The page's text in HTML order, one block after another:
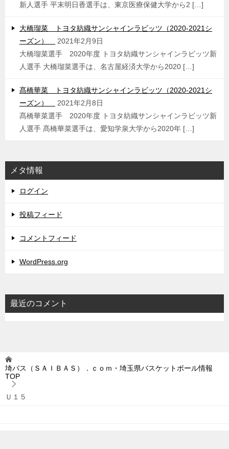
新人選手 平末明日香選手は、東京医療保健大学から2 […]
大橋瑠菜 トヨタ紡織サンシャインラビッツ（2020-2021シ
ーズン）
2021年2月9日
大橋瑠菜選手 2020年度 トヨタ紡織サンシャインラビッツ新
人選手 大橋瑠菜選手は、名古屋経済大学から2020 […]
髙橋華菜 トヨタ紡織サンシャインラビッツ（2020-2021シ
ーズン）
2021年2月8日
髙橋華菜選手 2020年度 トヨタ紡織サンシャインラビッツ新
人選手 髙橋華菜選手は、愛知学泉大学から2020年 […]
メタ情報
ログイン
投稿フィード
コメントフィード
WordPress.org
最近のコメント
埼バス（ＳＡＩＢＡＳ）．ｃｏｍ・埼玉県バスケットボール情報
TOP
Ｕ１５